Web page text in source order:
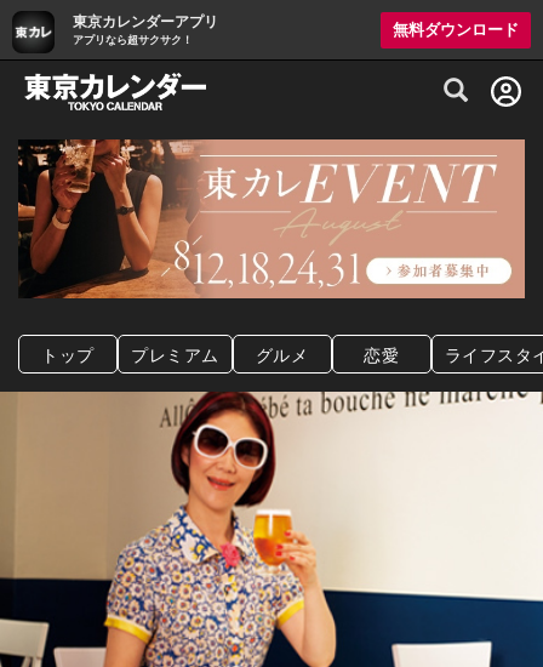
東京カレンダーアプリ
アプリなら超サクサク！
無料ダウンロード
グルメ情報・プレミアムレストラン予約
トップ プレミアム グルメ 恋愛 ライフスタ